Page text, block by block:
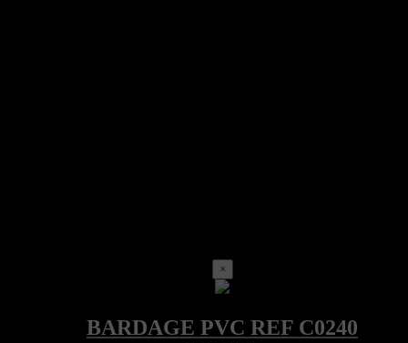
×